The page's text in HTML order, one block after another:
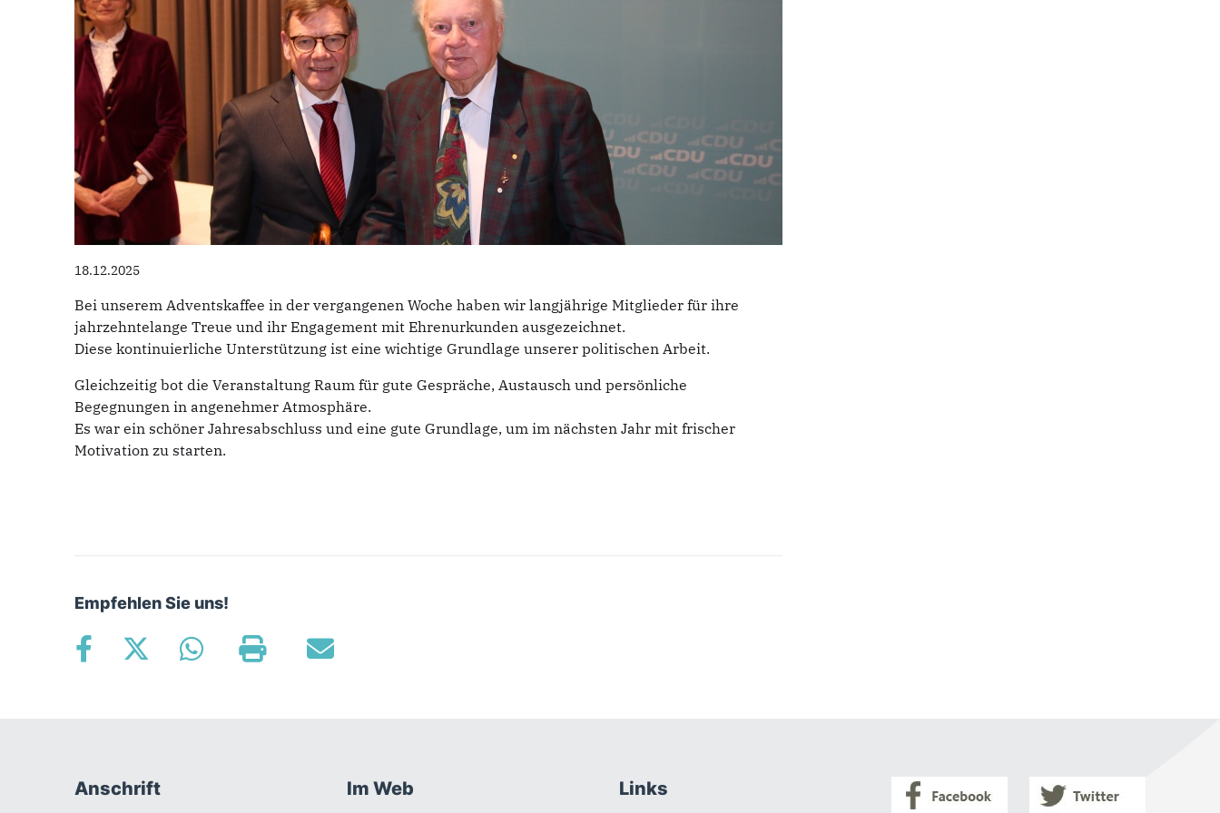
18.12.2025
Bei unserem Adventskaffee in der vergangenen Woche haben wir langjährige Mitglieder für ihre
jahrzehntelange Treue und ihr Engagement mit Ehrenurkunden ausgezeichnet.
Diese kontinuierliche Unterstützung ist eine wichtige Grundlage unserer politischen Arbeit.
Gleichzeitig bot die Veranstaltung Raum für gute Gespräche, Austausch und persönliche
Begegnungen in angenehmer Atmosphäre.
Es war ein schöner Jahresabschluss und eine gute Grundlage, um im nächsten Jahr mit frischer
Motivation zu starten.
Empfehlen Sie uns!
Fußbereich
Anschrift Im Web Links